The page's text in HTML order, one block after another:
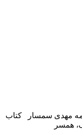
مهدی سمسار کتاب
همسر